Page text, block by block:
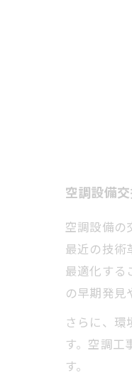
空調設備
空調設備の
最近の技術
最適化する
の早期発見
さらに、
す。空調工
す。